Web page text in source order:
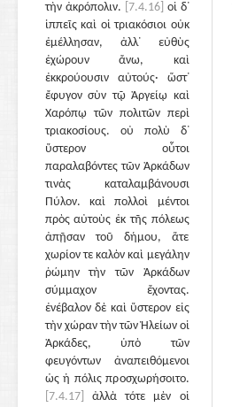
τὴν ἀκρόπολιν. [7.4.16] οἱ δ᾽
ἱππεῖς καὶ οἱ τριακόσιοι οὐκ
ἐμέλλησαν, ἀλλ᾽ εὐθὺς
ἐχώρουν ἄνω, καὶ
ἐκκρούουσιν αὐτούς· ὥστ᾽
ἔφυγον σὺν τῷ Ἀργείῳ καὶ
Χαρόπῳ τῶν πολιτῶν περὶ
τριακοσίους. οὐ πολὺ δ᾽
ὕστερον οὗτοι
παραλαβόντες τῶν Ἀρκάδων
τινὰς καταλαμβάνουσι
Πύλον. καὶ πολλοὶ μέντοι
πρὸς αὐτοὺς ἐκ τῆς πόλεως
ἀπῇσαν τοῦ δήμου, ἅτε
χωρίον τε καλὸν καὶ μεγάλην
ῥώμην τὴν τῶν Ἀρκάδων
σύμμαχον ἔχοντας.
ἐνέβαλον δὲ καὶ ὕστερον εἰς
τὴν χώραν τὴν τῶν Ἠλείων οἱ
Ἀρκάδες, ὑπὸ τῶν
φευγόντων ἀναπειθόμενοι
ὡς ἡ πόλις προσχωρήσοιτο.
[7.4.17]
ἀλλὰ τότε μὲν οἱ